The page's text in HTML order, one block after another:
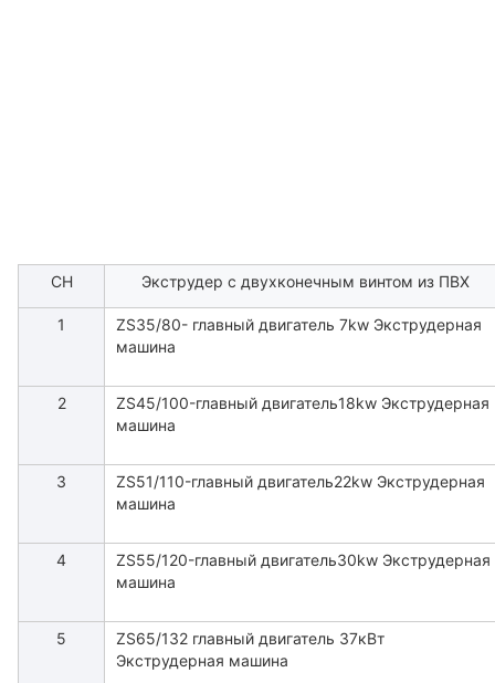
СН Экструдер с двухконечным винтом из ПВХ
1
ZS35/80- главный двигатель 7kw Экструдерная
машина
2
ZS45/100-главный двигатель18kw Экструдерная
машина
3
ZS51/110-главный двигатель22kw Экструдерная
машина
4
ZS55/120-главный двигатель30kw Экструдерная
машина
5
ZS65/132 главный двигатель 37кВт
Экструдерная машина